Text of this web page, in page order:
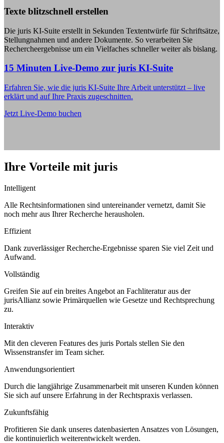
Texte blitzschnell erstellen
Die juris KI-Suite erstellt in Sekunden Textentwürfe für Schriftsätze,
Stellungnahmen und andere Dokumente. So verarbeiten Sie
Rechercheergebnisse um ein Vielfaches schneller weiter als bislang.
15 Minuten Live-Demo zur juris KI-Suite
Erfahren Sie, wie die juris KI-Suite Ihre Arbeit unterstützt – live
erklärt und auf Ihre Praxis zugeschnitten.
Jetzt Live-Demo buchen
Ihre Vorteile mit juris
Intelligent
Alle Rechtsinformationen sind untereinander vernetzt, damit Sie
noch mehr aus Ihrer Recherche herausholen.
Effizient
Dank zuverlässiger Recherche-Ergebnisse sparen Sie viel Zeit und
Aufwand.
Vollständig
Greifen Sie auf ein breites Angebot an Fachliteratur aus der
jurisAllianz sowie Primärquellen wie Gesetze und Rechtsprechung
zu.
Interaktiv
Mit den cleveren Features des juris Portals stellen Sie den
Wissenstransfer im Team sicher.
Anwendungsorientiert
Durch die langjährige Zusammenarbeit mit unseren Kunden können
Sie sich auf unsere Erfahrung in der Rechtspraxis verlassen.
Zukunftsfähig
Profitieren Sie dank unseres datenbasierten Ansatzes von Lösungen,
die kontinuierlich weiterentwickelt werden.